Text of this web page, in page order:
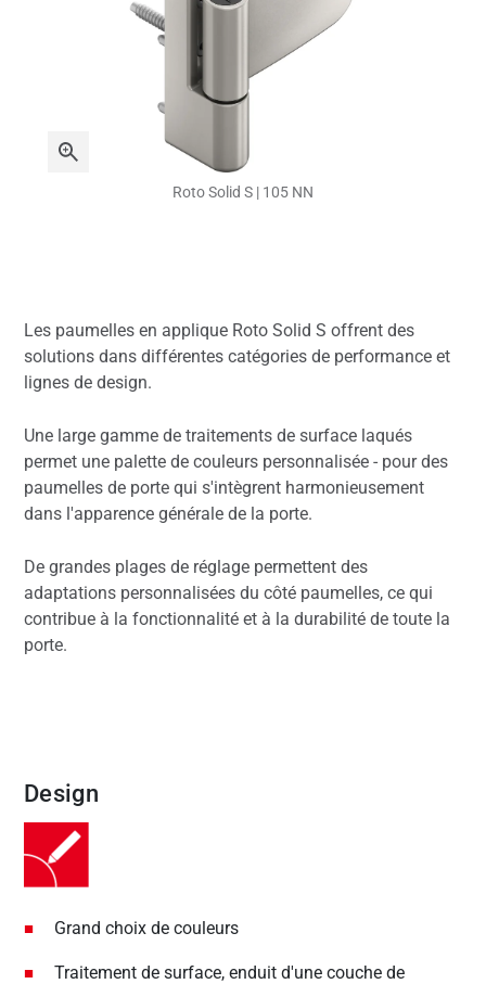
Roto Solid S | 105 NN
Les paumelles en applique Roto Solid S offrent des
solutions dans différentes catégories de performance et
lignes de design.
Une large gamme de traitements de surface laqués
permet une palette de couleurs personnalisée - pour des
paumelles de porte qui s'intègrent harmonieusement
dans l'apparence générale de la porte.
De grandes plages de réglage permettent des
adaptations personnalisées du côté paumelles, ce qui
contribue à la fonctionnalité et à la durabilité de toute la
porte.
Design
Grand choix de couleurs
Traitement de surface, enduit d'une couche de